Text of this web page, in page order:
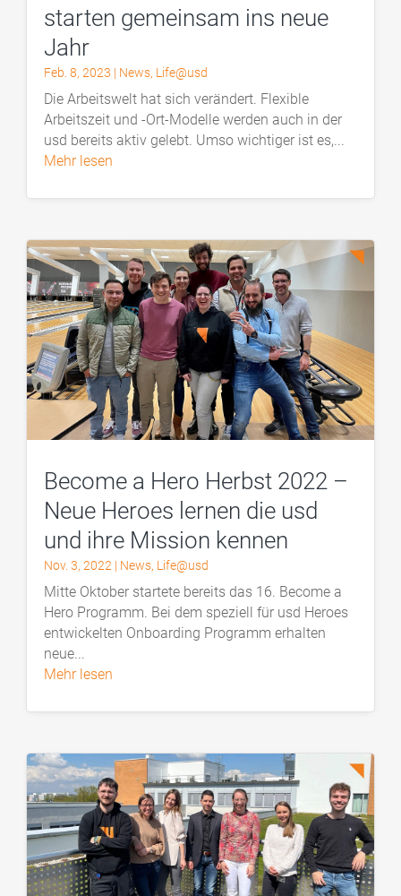
starten gemeinsam ins neue
Jahr
Feb. 8, 2023 | News, Life@usd
Die Arbeitswelt hat sich verändert. Flexible
Arbeitszeit und -Ort-Modelle werden auch in der
usd bereits aktiv gelebt. Umso wichtiger ist es,...
mehr lesen
Become a Hero Herbst 2022 –
Neue Heroes lernen die usd
und ihre Mission kennen
Nov. 3, 2022 | News, Life@usd
Mitte Oktober startete bereits das 16. Become a
Hero Programm. Bei dem speziell für usd Heroes
entwickelten Onboarding Programm erhalten
neue...
mehr lesen